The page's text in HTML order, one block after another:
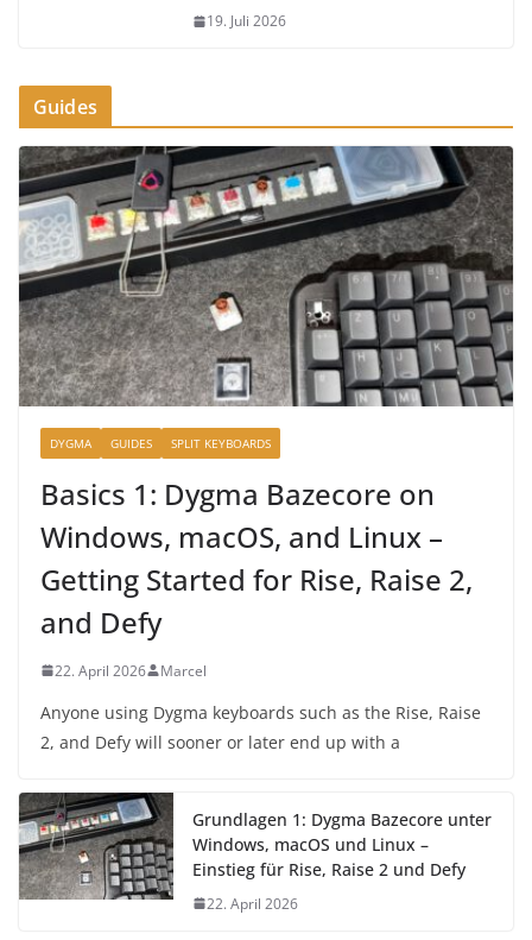
19. Juli 2026
Guides
DYGMA GUIDES SPLIT KEYBOARDS
Basics 1: Dygma Bazecore on
Windows, macOS, and Linux –
Getting Started for Rise, Raise 2,
and Defy
22. April 2026 Marcel
Anyone using Dygma keyboards such as the Rise, Raise
2, and Defy will sooner or later end up with a
Grundlagen 1: Dygma Bazecore unter
Windows, macOS und Linux –
Einstieg für Rise, Raise 2 und Defy
22. April 2026